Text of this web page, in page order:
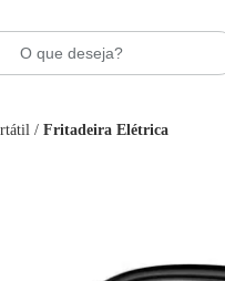
/ Fritadeira Elétrica